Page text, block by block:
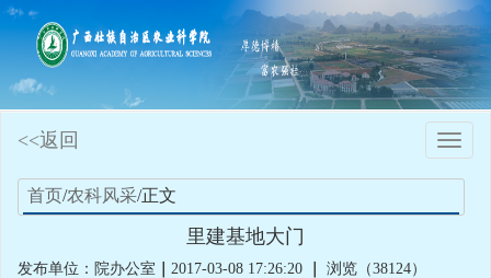
Toggle
<<返回
首页/农科风采/正文
里建基地大门
发布单位：院办公室 2017-03-08 17:26:20 浏览（38124）